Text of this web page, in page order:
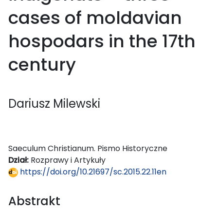
cases of moldavian
hospodars in the 17th
century
Dariusz Milewski
Saeculum Christianum. Pismo Historyczne
Dział: Rozprawy i Artykuły
https://doi.org/10.21697/sc.2015.22.11en
Abstrakt